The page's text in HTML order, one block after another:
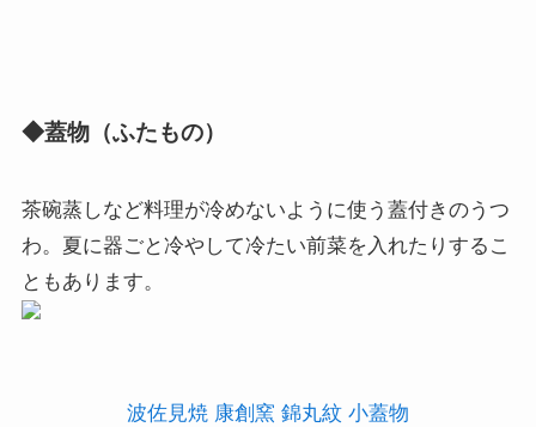
◆蓋物（ふたもの）
茶碗蒸しなど料理が冷めないように使う蓋付きのうつ
わ。夏に器ごと冷やして冷たい前菜を入れたりするこ
ともあります。
波佐見焼 康創窯 錦丸紋 小蓋物